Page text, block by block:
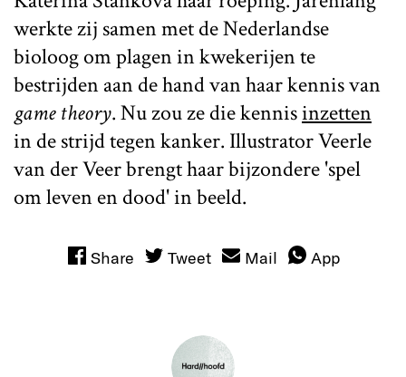
werkte zij samen met de Nederlandse
bioloog om plagen in kwekerijen te
bestrijden aan de hand van haar kennis van
game theory. Nu zou ze die kennisinzetten
in de strijd tegen kanker. Illustrator Veerle
van der Veer brengt haar bijzondere 'spel
om leven en dood' in beeld.
Share Tweet Mail App